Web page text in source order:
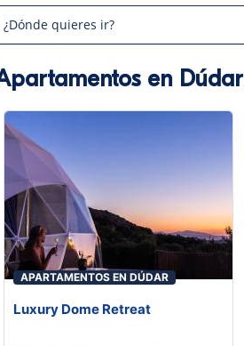
¿Dónde quieres ir?
en Dúdar
APARTAMENTOS EN DÚDAR
Luxury Dome Retreat